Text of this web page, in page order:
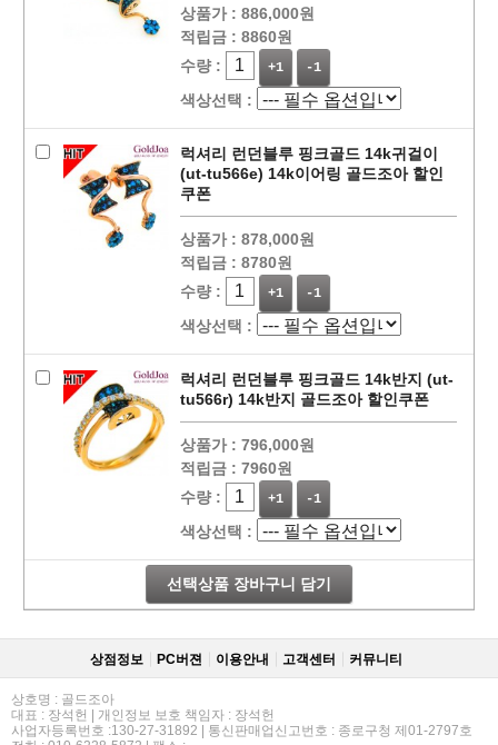
상품가 : 886,000원
적립금 : 8860원
수량 :
+1 -1
색상선택 :
럭셔리 런던블루 핑크골드 14k귀걸이
(ut-tu566e) 14k이어링 골드조아 할인
쿠폰
상품가 : 878,000원
적립금 : 8780원
수량 :
+1 -1
색상선택 :
럭셔리 런던블루 핑크골드 14k반지 (ut-
tu566r) 14k반지 골드조아 할인쿠폰
상품가 : 796,000원
적립금 : 7960원
수량 :
+1 -1
색상선택 :
선택상품 장바구니 담기
상점정보 PC버젼 이용안내 고객센터 커뮤니티
상호명 : 골드조아
대표 : 장석헌 | 개인정보 보호 책임자 : 장석헌
사업자등록번호 :130-27-31892 | 통신판매업신고번호 : 종로구청 제01-2797호